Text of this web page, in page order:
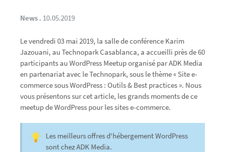
News . 10.05.2019
Le vendredi 03 mai 2019, la salle de conférence Karim
Jazouani, au Technopark Casablanca, a accueilli près de 60
participants au WordPress Meetup organisé par ADK Media
en partenariat avec le Technopark, sous le thème « Site e-
commerce sous WordPress : Outils & Best practices ». Nous
vous présentons sur cet article, les grands moments de ce
meetup de WordPress pour les sites e-commerce.
Les meilleurs offres d'hébergement WordPress
sont chez ADK Media.